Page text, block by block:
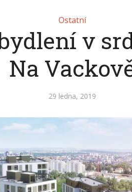
Ostatní
v
Na
29 ledna, 2019